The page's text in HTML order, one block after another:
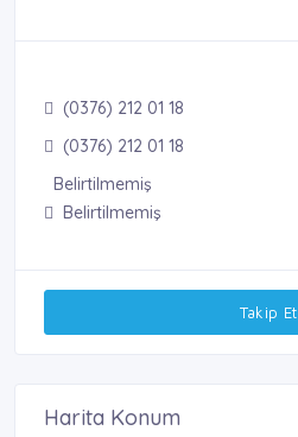
(0376) 212 01 18
(0376) 212 01 18
Belirtilmemiş
Belirtilmemiş
Takip Et
Harita Konum